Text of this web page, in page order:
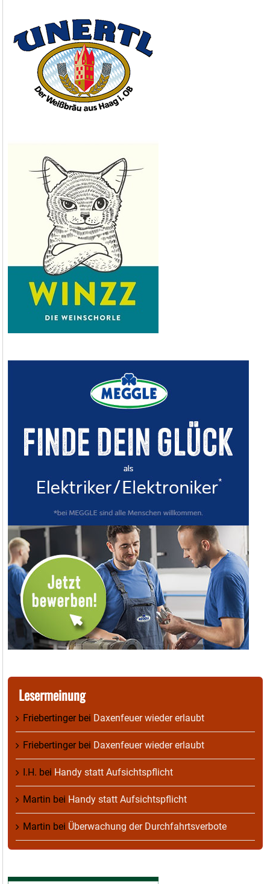
Lesermeinung
Friebertingerbei Daxenfeuer wieder erlaubt
Friebertingerbei Daxenfeuer wieder erlaubt
I.H. bei Handy statt Aufsichtspflicht
Martin bei Handy statt Aufsichtspflicht
Martin bei Überwachung der Durchfahrtsverbote